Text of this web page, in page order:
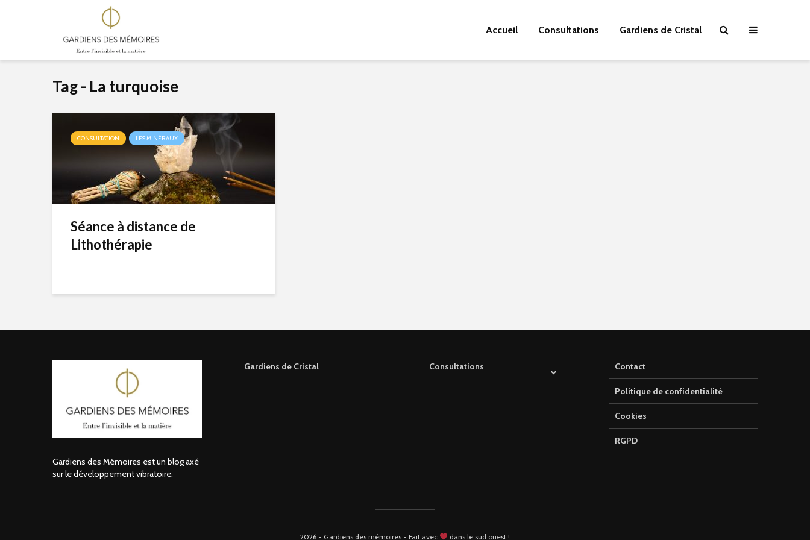
Accueil Consultations Gardiens de Cristal
Tag - La turquoise
CONSULTATION LES MINÉRAUX
Séance à distance de
Lithothérapie
Gardiens des Mémoires est un blog axé
sur le développement vibratoire.
Gardiens de Cristal Consultations Contact
Politique de confidentialité
Cookies
RGPD
2026 - Gardiens des mémoires - Fait avec dans le sud ouest !